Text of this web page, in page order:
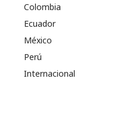
Colombia
Ecuador
México
Perú
Internacional